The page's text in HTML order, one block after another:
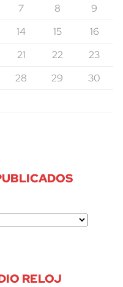
7 8
9
14 15
16
21 22
23
28 29
30
RELOJ